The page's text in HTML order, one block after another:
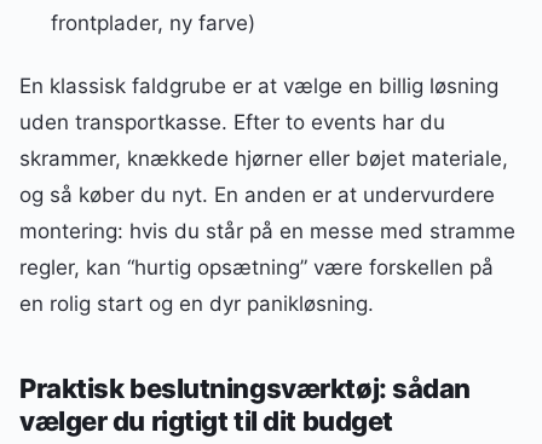
frontplader, ny farve)
En klassisk faldgrube er at vælge en billig løsning
uden transportkasse. Efter to events har du
skrammer, knækkede hjørner eller bøjet materiale,
og så køber du nyt. En anden er at undervurdere
montering: hvis du står på en messe med stramme
regler, kan “hurtig opsætning” være forskellen på
en rolig start og en dyr panikløsning.
Praktisk beslutningsværktøj: sådan
vælger du rigtigt til dit budget